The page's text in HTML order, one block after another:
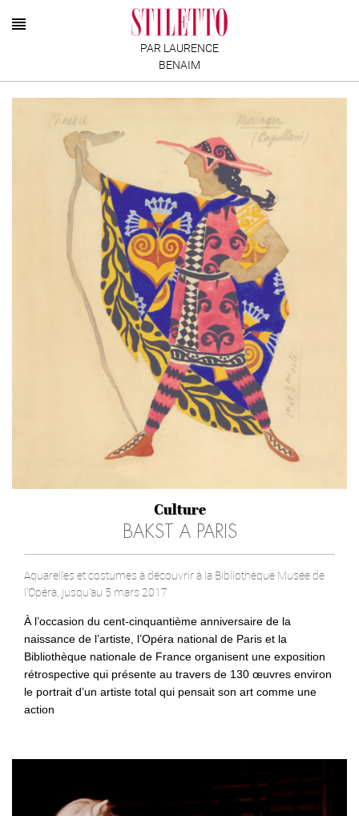
PAR LAURENCE
BENAIM
Culture
BAKST A PARIS
Aquarelles et costumes à découvrir à la Bibliothèque Musée de
l'Opéra, jusqu'au 5 mars 2017
À l’occasion du cent-cinquantième anniversaire de la
naissance de l’artiste, l’Opéra national de Paris et la
Bibliothèque nationale de France organisent une exposition
rétrospective qui présente au travers de 130 œuvres environ
le portrait d’un artiste total qui pensait son art comme une
action